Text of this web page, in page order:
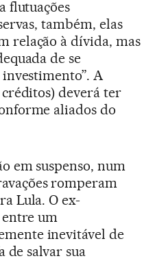
flutuações
também, elas
relação à dívida, mas
de se
A
deverá ter
aliados do
em suspenso, num
romperam
Lula. O ex-
um
inevitável de
de salvar sua